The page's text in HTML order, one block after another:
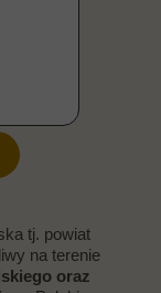
tj. powiat
na terenie
oraz